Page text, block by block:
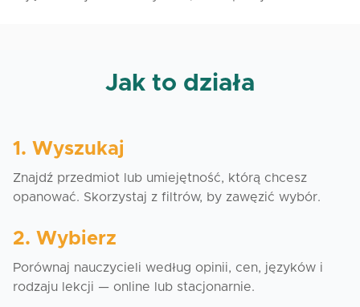
Jak to działa
1. Wyszukaj
Znajdź przedmiot lub umiejętność, którą chcesz
opanować. Skorzystaj z filtrów, by zawęzić wybór.
2. Wybierz
Porównaj nauczycieli według opinii, cen, języków i
rodzaju lekcji — online lub stacjonarnie.